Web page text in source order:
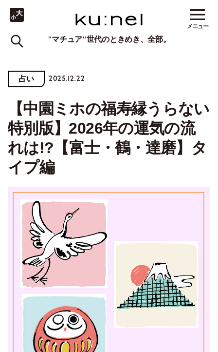
"マチュア"世代のときめき、全部。
メニュー
占い 2025.12.22
【中園ミホの福寿縁うらない
特別版】2026年の運気の流
れは!?【富士・鶴・達磨】タ
イプ編